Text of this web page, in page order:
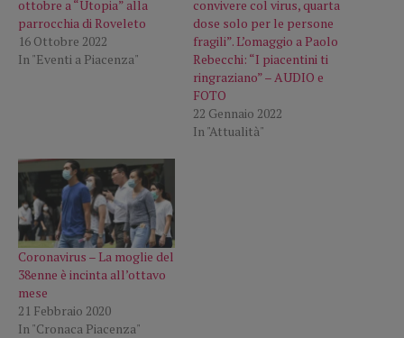
ottobre a “Utopia” alla
parrocchia di Roveleto
16 Ottobre 2022
In "Eventi a Piacenza"
convivere col virus, quarta
dose solo per le persone
fragili”. L’omaggio a Paolo
Rebecchi: “I piacentini ti
ringraziano” – AUDIO e
FOTO
22 Gennaio 2022
In "Attualità"
Coronavirus – La moglie del
38enne è incinta all’ottavo
mese
21 Febbraio 2020
In "Cronaca Piacenza"